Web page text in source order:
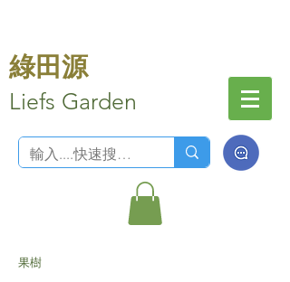
綠田源
Liefs Garden
果樹